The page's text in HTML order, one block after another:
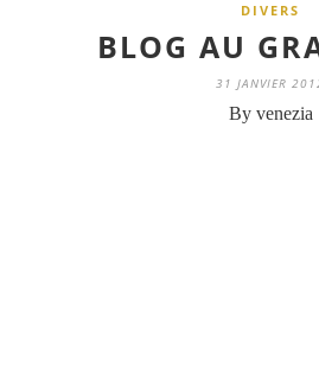
DIVERS
BLOG AU
31 JANVIER
By venezia